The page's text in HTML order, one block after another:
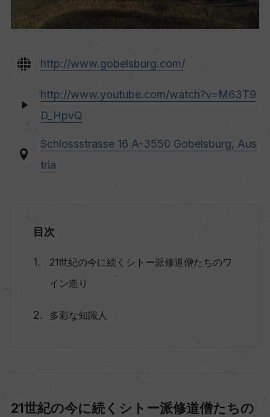
http://www.gobelsburg.com/
http://www.youtube.com/watch?v=M63T9
D_HpvQ
Schlossstrasse 16 A-3550 Gobelsburg, Aus
tria
目次
21世紀の今に続くシトー派修道僧たちのワ
イン造り
多彩な知識人
21世紀の今に続くシトー派修道僧たちの